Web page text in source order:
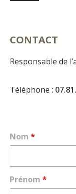
CONTACT
Responsable de
Téléphone :
Nom *
Prénom *